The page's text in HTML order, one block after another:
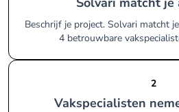
Beschrijf je project. Solvari matcht
4 betrouwbare
2
Vakspecialisten